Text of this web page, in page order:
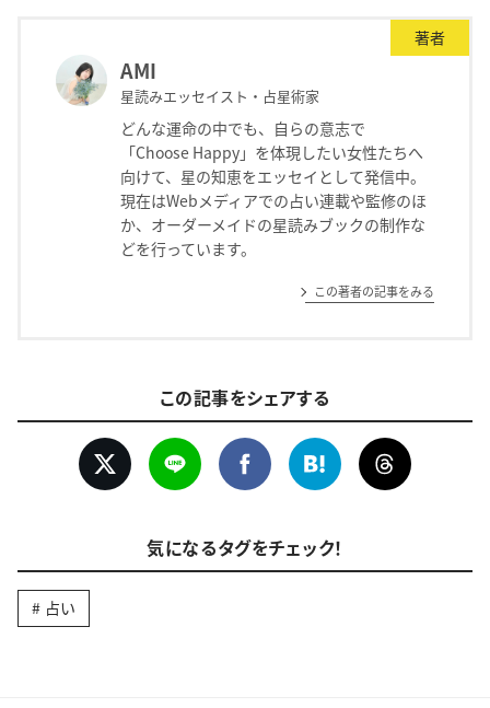
著者
AMI
星読みエッセイスト・占星術家
どんな運命の中でも、自らの意志で
「Choose Happy」を体現したい女性たちへ
向けて、星の知恵をエッセイとして発信中。
現在はWebメディアでの占い連載や監修のほ
か、オーダーメイドの星読みブックの制作な
どを行っています。
この著者の記事をみる
この記事をシェアする
気になるタグをチェック！
占い